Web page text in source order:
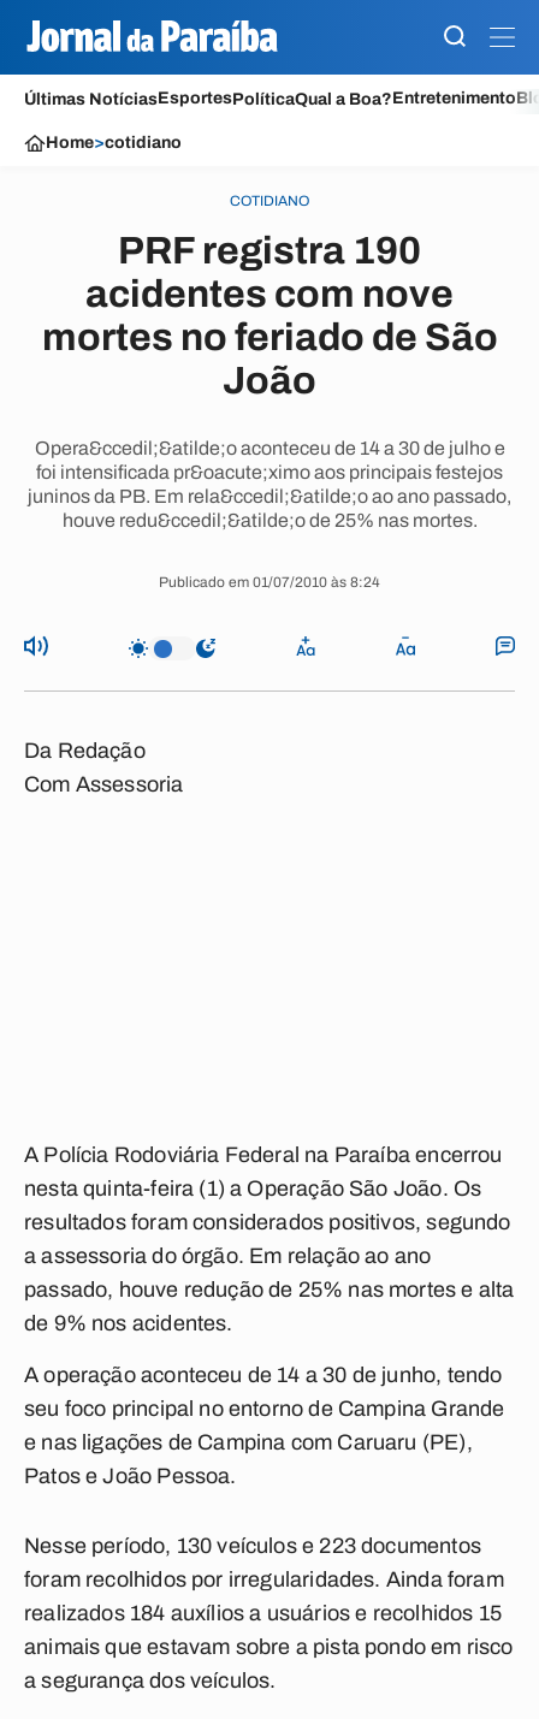
Últimas NotíciasEsportesPolíticaQual a Boa?Entretenimento
Home>cotidiano
COTIDIANO
PRF registra 190
acidentes com nove
mortes no feriado de São
João
Opera&ccedil;&atilde;o aconteceu de 14 a 30 de julho e
foi intensificada pr&oacute;ximo aos principais festejos
juninos da PB. Em rela&ccedil;&atilde;o ao ano passado,
houve redu&ccedil;&atilde;o de 25% nas mortes.
Publicado em 01/07/2010 às 8:24
Da Redação
Com Assessoria
A Polícia Rodoviária Federal na Paraíba encerrou
nesta quinta-feira (1) a Operação São João. Os
resultados foram considerados positivos, segundo
a assessoria do órgão. Em relação ao ano
passado, houve redução de 25% nas mortes e alta
de 9% nos acidentes.
A operação aconteceu de 14 a 30 de junho, tendo
seu foco principal no entorno de Campina Grande
e nas ligações de Campina com Caruaru (PE),
Patos e João Pessoa.
Nesse período, 130 veículos e 223 documentos
foram recolhidos por irregularidades. Ainda foram
realizados 184 auxílios a usuários e recolhidos 15
animais que estavam sobre a pista pondo em risco
a segurança dos veículos.